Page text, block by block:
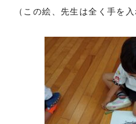
（この絵、先生は全く手を